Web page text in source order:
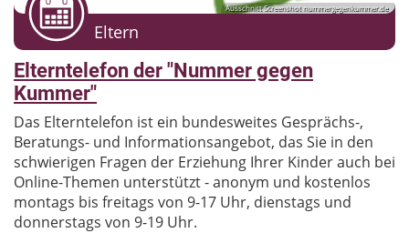
Ausschnitt Screenshot nummergegenkummer.de
Eltern
Elterntelefon der "Nummer gegen
Kummer"
Das Elterntelefon ist ein bundesweites Gesprächs-,
Beratungs- und Informationsangebot, das Sie in den
schwierigen Fragen der Erziehung Ihrer Kinder auch bei
Online-Themen unterstützt - anonym und kostenlos
montags bis freitags von 9-17 Uhr, dienstags und
donnerstags von 9-19 Uhr.